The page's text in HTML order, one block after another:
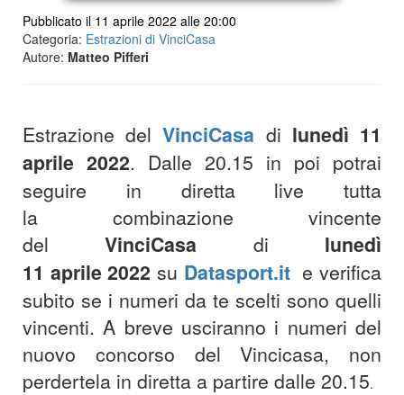
Pubblicato il 11 aprile 2022 alle 20:00
Categoria: Estrazioni di VinciCasa
Autore: Matteo Pifferi
Estrazione delVinciCasa di lunedì 11
aprile 2022. Dalle 20.15 in poi potrai
seguire in diretta live tutta
la combinazione vincente
del VinciCasa di lunedì
11 aprile 2022 su Datasport.it e verifica
subito se i numeri da te scelti sono quelli
vincenti. A breve usciranno i numeri del
nuovo concorso del Vincicasa, non
perdertela in diretta a partire dalle 20.15.